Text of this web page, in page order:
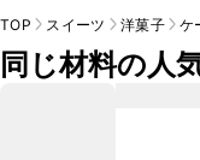
TOP スイーツ 洋菓子 ケ
同じ材料の人